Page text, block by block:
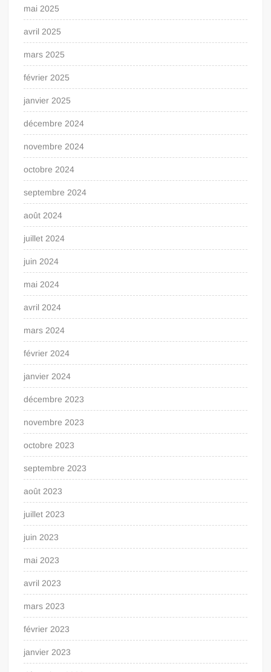
mai 2025
avril 2025
mars 2025
février 2025
janvier 2025
décembre 2024
novembre 2024
octobre 2024
septembre 2024
août 2024
juillet 2024
juin 2024
mai 2024
avril 2024
mars 2024
février 2024
janvier 2024
décembre 2023
novembre 2023
octobre 2023
septembre 2023
août 2023
juillet 2023
juin 2023
mai 2023
avril 2023
mars 2023
février 2023
janvier 2023